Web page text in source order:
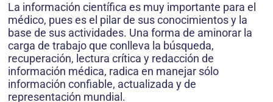
La información científica es muy importante para el
médico, pues es el pilar de sus conocimientos y la
base de sus actividades. Una forma de aminorar la
carga de trabajo que conlleva la búsqueda,
recuperación, lectura crítica y redacción de
información médica, radica en manejar sólo
información confiable, actualizada y de
representación mundial.